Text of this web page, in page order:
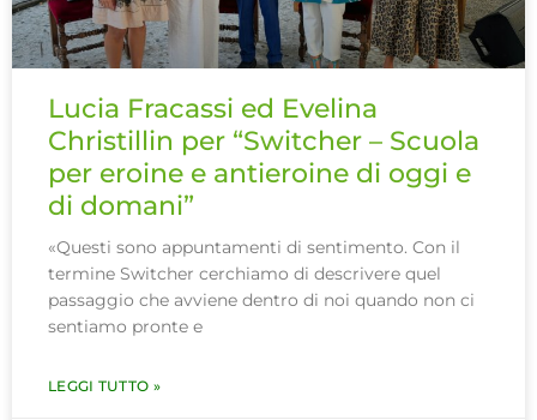
Lucia Fracassi ed Evelina
Christillin per “Switcher – Scuola
per eroine e antieroine di oggi e
di domani”
«Questi sono appuntamenti di sentimento. Con il
termine Switcher cerchiamo di descrivere quel
passaggio che avviene dentro di noi quando non ci
sentiamo pronte e
LEGGI TUTTO »